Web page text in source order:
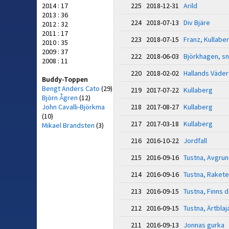
2014 : 17
2013 : 36
2012 : 32
2011 : 17
2010 : 35
2009 : 37
2008 : 11
Buddy-Toppen
Bengt Anders Cato (29)
Björn Ågren (12)
John Cavalli-Björkma
(10)
Mikael Brandsten (3)
225 2018-12-31 Arild
224 2018-07-13 Div Bjäre
223 2018-07-15 Franz,
222 2018-06-03 Björkhagen,
220 2018-02-02 Hallands
219 2017-07-22 Kullaberg
218 2017-08-27 Kullaberg
217 2017-03-18 Kullaberg
216 2016-10-22 Jordfall
215 2016-09-16 Tustna,
214 2016-09-16 Tustna,
213 2016-09-15 Tustna, Finns
212 2016-09-15 Tustna,
211 2016-09-13 Jonnas gurka